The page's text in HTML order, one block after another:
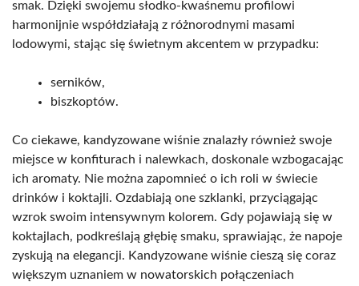
smak. Dzięki swojemu słodko-kwaśnemu profilowi
harmonijnie współdziałają z różnorodnymi masami
lodowymi, stając się świetnym akcentem w przypadku:
serników,
biszkoptów.
Co ciekawe, kandyzowane wiśnie znalazły również swoje
miejsce w konfiturach i nalewkach, doskonale wzbogacając
ich aromaty. Nie można zapomnieć o ich roli w świecie
drinków i koktajli. Ozdabiają one szklanki, przyciągając
wzrok swoim intensywnym kolorem. Gdy pojawiają się w
koktajlach, podkreślają głębię smaku, sprawiając, że napoje
zyskują na elegancji. Kandyzowane wiśnie cieszą się coraz
większym uznaniem w nowatorskich połączeniach